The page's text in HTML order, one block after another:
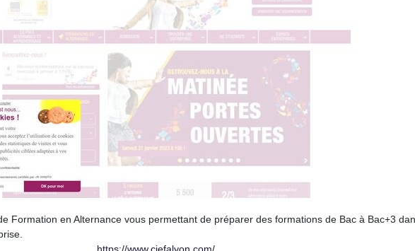
Formation en Alternance vous permettant de préparer des formations de Bac à Bac+3